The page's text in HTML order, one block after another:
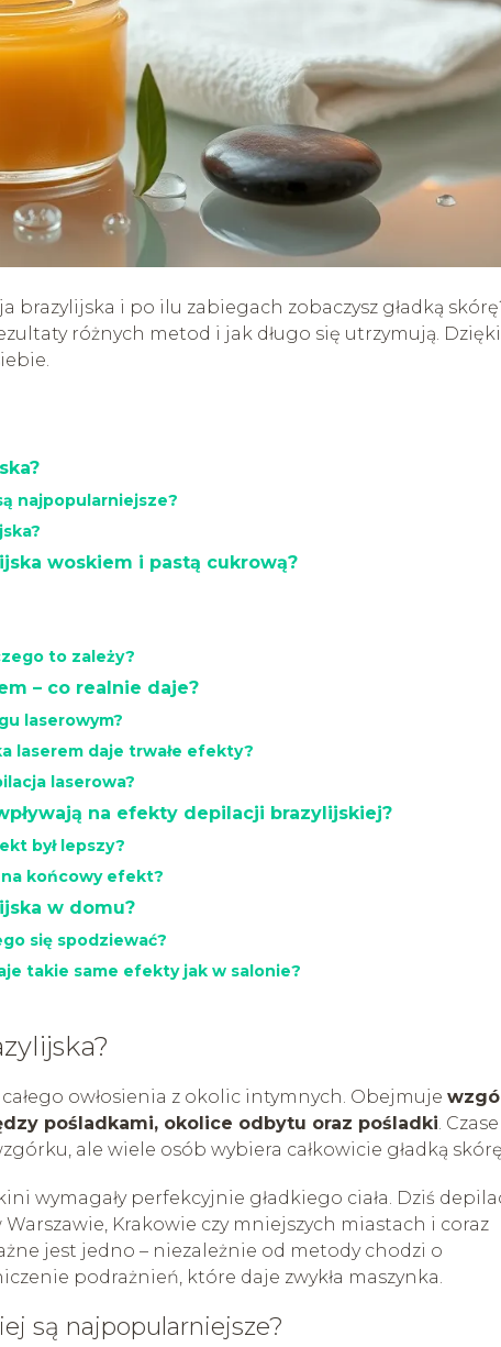
brazylijska i po ilu zabiegach zobaczysz gładką
różnych metod i jak długo się utrzymują. Dzięki
najpopularniejsze?
woskiem i pastą cukrową?
to zależy?
– co realnie daje?
laserowym?
laserem daje trwałe efekty?
laserowa?
na efekty depilacji brazylijskiej?
był lepszy?
na końcowy efekt?
w domu?
się spodziewać?
takie same efekty jak w salonie?
owłosienia z okolic intymnych. Obejmuje
pośladkami, okolice odbytu oraz pośladki.
ale wiele osób wybiera całkowicie gładką
wymagały perfekcyjnie gładkiego ciała. Dziś
Krakowie czy mniejszych miastach i coraz
jest jedno – niezależnie od metody chodzi o
podrażnień, które daje zwykła maszynka.
są najpopularniejsze?